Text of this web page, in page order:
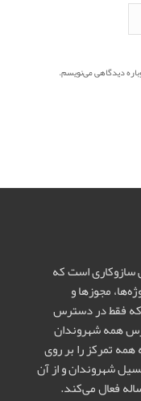
دیدگاهی می‌نویسم.
سازوکاری است که
مجوزها و
فقط در دسترس
همه شهروندان
تمرکز را بر روی
شهروندان و از آن
فعال می‌کند.